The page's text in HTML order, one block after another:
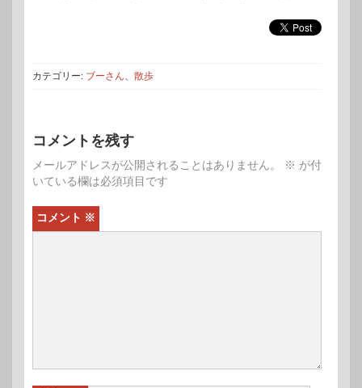
カテゴリー: ブーさん 散歩
コメントを残す
メールアドレスが公開されることはありません。 ※ が付
いている欄は必須項目です
コメント ※